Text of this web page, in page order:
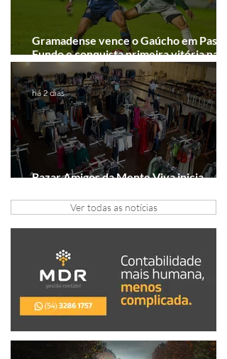
Gramadense vence o Gaúcho em Passo
Fundo e conquista primeira vitória na
Série A2
Bazar Amigos da Mente Viva inicia
há 2 dias
Ver todas as notícias